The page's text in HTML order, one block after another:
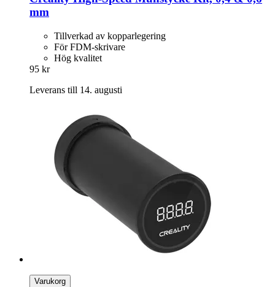
mm
Tillverkad av kopparlegering
För FDM-skrivare
Hög kvalitet
95 kr
Leverans till 14. augusti
Varukorg